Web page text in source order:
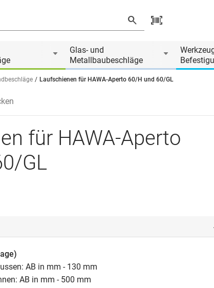
Glas- und
Metallbaubeschläge
Laufschienen für HAWA-Aperto 60/H und 60/GL
für HAWA-Aperto
GL
AB in mm - 130 mm
AB in mm - 500 mm